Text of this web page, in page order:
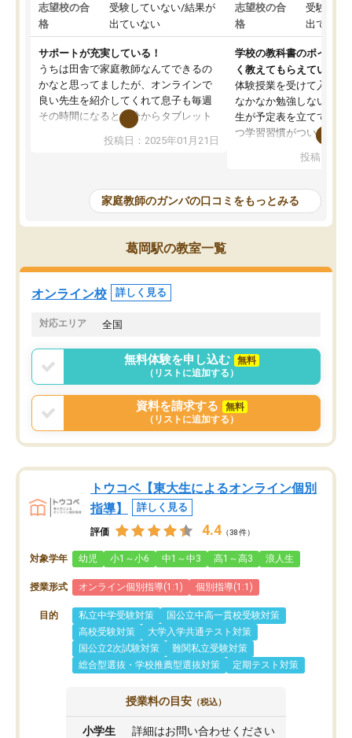
志望校の合
格
受験していない/結果が
出ていない
サポートが充実している！
うちは田舎で家庭教師なんてできるの
かなと思ってましたが、オンラインで
良い先生を紹介してくれて息子も毎週
その時間になると自分からタブレット
を開いてzoomを繋げるようになりまし
た！5科目なんでもOKなのもとても気
めて1年ほどだった今では平均点以上の
科目が増えてきました！あと1年受験ま
であるので無料の週末教室を使用しな
がら頑張って欲しいと思います！
投稿日：2025年01月21日
志望校の合
格
受験して
出ていな
学校の教科書のポイント
く教えてもらえている
体験授業を受けて入塾し
なかなか勉強しない息子
生が予定表を立ててくれ
つ学習習慣がついてきま
指導が無い日も予定表
問できるのでとても助か
投稿日：
家庭教師のガンバの口コミをもっとみる
葛岡駅の教室一覧
オンライン校 詳しく見る
対応エリア 全国
無料体験を申し込む
無料
（リストに追加する）
資料を請求する
無料
（リストに追加する）
トウコベ【東大生によるオンライン個別
指導】
詳しく見る
評価 4.4 （38件）
対象学年 幼児 小1～小6 中1～中3 高1～高3 浪人生
授業形式 オンライン個別指導(1:1) 個別指導(1:1)
目的 私立中学受験対策
国公立中高一貫校受験対策
高校受験対策
大学入学共通テスト対策
国公立2次試験対策
難関私立受験対策
総合型選抜・学校推薦型選抜対策
定期テスト対策
授業料の目安 （税込）
小学生 詳細はお問い合わせください